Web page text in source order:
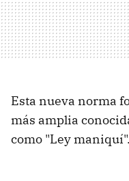
Esta nueva norma
más amplia
como "Ley maniquí".